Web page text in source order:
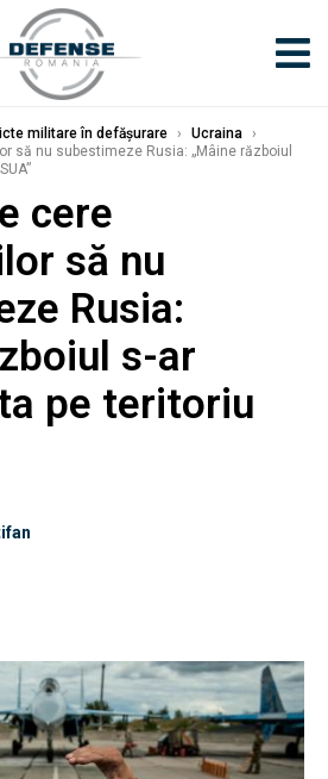
militare în defășurare › Ucraina ›
să nu subestimeze Rusia: „Mâine războiul
cere
să nu
Rusia:
s-ar
pe teritoriu